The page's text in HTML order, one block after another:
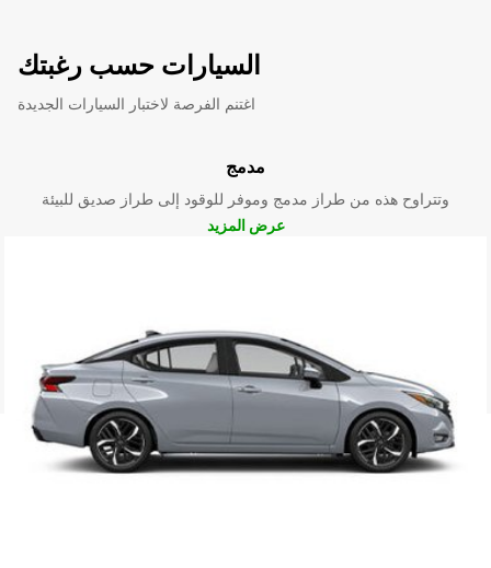
السيارات حسب رغبتك
اغتنم الفرصة لاختبار السيارات الجديدة
مدمج
وتتراوح هذه من طراز مدمج وموفر للوقود إلى طراز صديق للبيئة
عرض المزيد